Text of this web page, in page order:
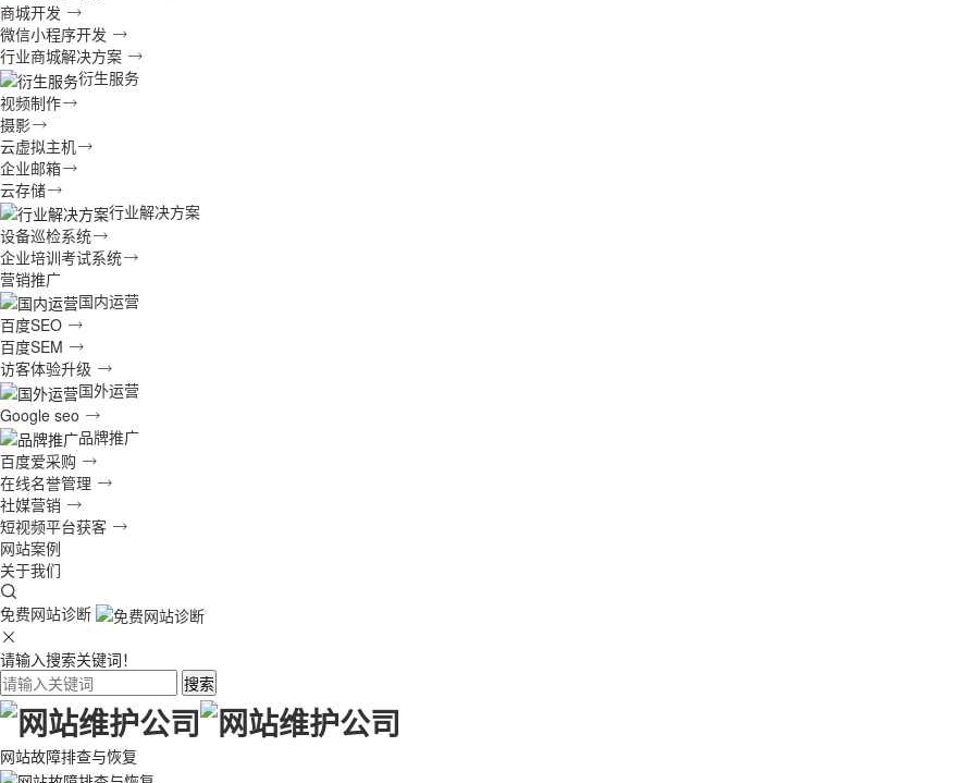
商城开发
微信小程序开发
行业商城解决方案
衍生服务
视频制作
摄影
云虚拟主机
企业邮箱
云存储
行业解决方案
设备巡检系统
企业培训考试系统
营销推广
国内运营
百度SEO
百度SEM
访客体验升级
国外运营
Google seo
品牌推广
百度爱采购
在线名誉管理
社媒营销
短视频平台获客
网站案例
关于我们
免费网站诊断
请输入搜索关键词！
搜索
网站故障排查与恢复